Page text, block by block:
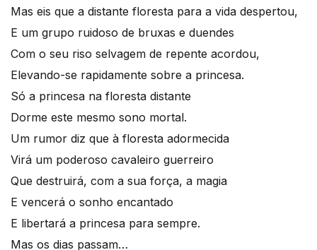
Mas eis que a distante floresta para a vida despertou,
E um grupo ruidoso de bruxas e duendes
Com o seu riso selvagem de repente acordou,
Elevando-se rapidamente sobre a princesa.
Só a princesa na floresta distante
Dorme este mesmo sono mortal.
Um rumor diz que à floresta adormecida
Virá um poderoso cavaleiro guerreiro
Que destruirá, com a sua força, a magia
E vencerá o sonho encantado
E libertará a princesa para sempre.
Mas os dias passam…